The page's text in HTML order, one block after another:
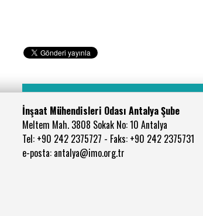
İnşaat Mühendisleri Odası Antalya Şube
Meltem Mah. 3808 Sokak No: 10 Antalya
Tel: +90 242 2375727 - Faks: +90 242 2375731
e-posta: antalya@imo.org.tr